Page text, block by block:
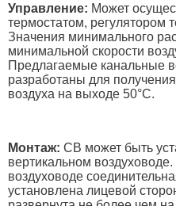
Управление: Может
термостатом, регулятором
Значения минимального
минимальной скорости
Предлагаемые канальные
разработаны для
воздуха на выходе 50°С.
Монтаж: СВ может быть
вертикальном
воздуховоде
установлена лицевой